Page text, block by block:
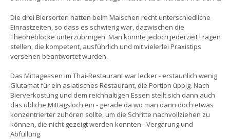
Die drei Biersorten hatten beim Maischen recht unterschiedliche
Einrastzeiten, so dass es schwierig war, dazwischen die
Theorieblöcke unterzubringen. Man konnte jedoch jederzeit Fragen
stellen, die kompetent, ausführlich und mit vielerlei Praxistips
versehen beantwortet wurden.
Das Mittagessen im Thai-Restaurant war lecker - erstaunlich wenig
Glutamat für ein asiatisches Restaurant, die Portion üppig. Nach
Bierverkostung und dem reichhaltigen Essen stellt sich dann auch
das übliche Mittagsloch ein - gerade da wo man dann doch etwas
konzentrierter zuhören sollte, um die Schritte nachvollziehen zu
können, die nicht gezeigt werden konnten - Vergärung und
Abfüllung.